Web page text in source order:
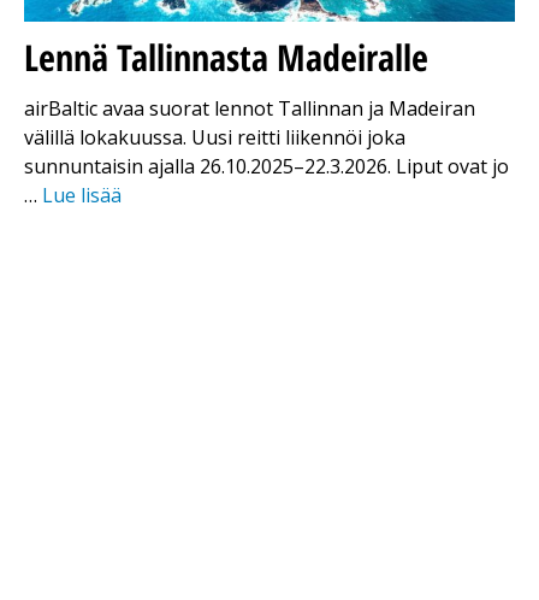
Lennä Tallinnasta Madeiralle
airBaltic avaa suorat lennot Tallinnan ja Madeiran
välillä lokakuussa. Uusi reitti liikennöi joka
sunnuntaisin ajalla 26.10.2025–22.3.2026. Liput ovat jo
… Lue lisää